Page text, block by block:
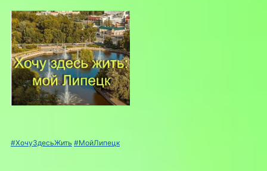
#ХочуЗдесьЖить #МойЛипецк